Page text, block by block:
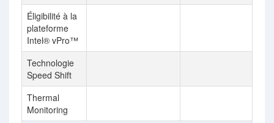
Éligibilité à la
plateforme
Intel® vPro™
Technologie
Speed Shift
Thermal
Monitoring